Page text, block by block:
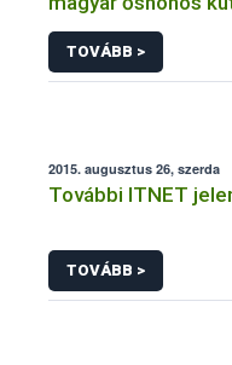
TOVÁBB >
2015. augusztus 26, szerda
További ITNET
TOVÁBB >